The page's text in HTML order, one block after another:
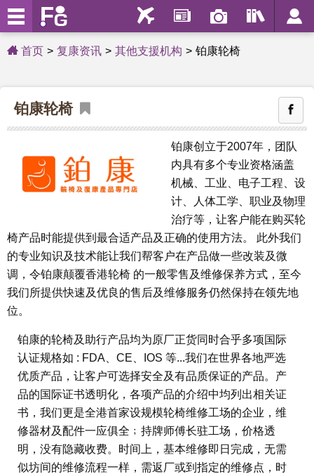
首页 复康资讯 其他支援机构 铂康轮椅
铂康轮椅
铂康创立于2007年，团队
内具有多个专业资格涵盖
机械、工业、电子工程、设
计、人体工学、职业及物理
治疗等，让客户能在购买轮
椅产品时能提供到最合适产品及正确的使用方法。 此外我们
的专业知识及技术能让我们帮客户在产品做一些改装及微
调，令铂康颠覆香港轮椅 的一般零售及维修保养方式，至今
我们所提供快速及优良的售后及维修服务仍然保持在领先地
位。
铂康的轮椅及助行产品均为原厂正货同时合乎多项国际
认证规格如 : FDA、CE、IOS 等...我们在世界各地严选
优质产品，让客户可选择安全及有品质保证的产品。产
品的国际证书透明化，各项产品的介绍中均列出相关证
书，我们更是全港首家设规模轮椅维修工场的企业，维
修器材及配件一应俱全﹔持牌师傅长驻工场，价格透
明，没有隐藏收费。时间上，基本维修即日完成，无需
似坊间的维修流程一样，需返厂或到指定的维修点，时